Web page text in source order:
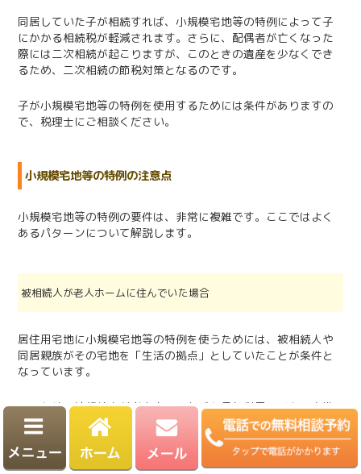
同居していた子が相続すれば、小規模宅地等の特例によって子
にかかる相続税が軽減されます。さらに、配偶者が亡くなった
際には二次相続が起こりますが、このときの遺産を少なくでき
るため、二次相続の節税対策となるのです。
子が小規模宅地等の特例を使用するためには条件がありますの
で、税理士にご相談ください。
小規模宅地等の特例の注意点
小規模宅地等の特例の要件は、非常に複雑です。ここではよく
あるパターンについて解説します。
被相続人が老人ホームに住んでいた場合
居住用宅地に小規模宅地等の特例を使うためには、被相続人や
同居親族がその宅地を「生活の拠点」としていたことが条件と
なっています。
そのため、被相続人が老人ホームなどを長年利用しており宅地
に居住していなかった場合は、
結論から言いますと、以下の要件をクリアしていれば基本的に